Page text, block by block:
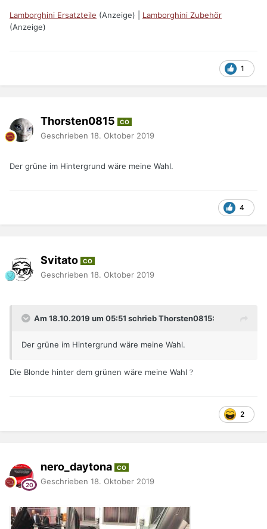
Lamborghini Ersatzteile (Anzeige) | Lamborghini Zubehör
(Anzeige)
1
Thorsten0815 CO
Geschrieben 18. Oktober 2019
Der grüne im Hintergrund wäre meine Wahl.
4
Svitato CO
Geschrieben 18. Oktober 2019
Am 18.10.2019 um 05:51 schrieb Thorsten0815:
Der grüne im Hintergrund wäre meine Wahl.
Die Blonde hinter dem grünen wäre meine Wahl ?
2
nero_daytona CO
Geschrieben 18. Oktober 2019